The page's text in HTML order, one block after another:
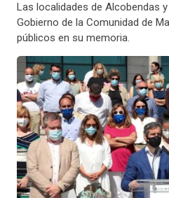
Las localidades de Alcobendas
Gobierno de la Comunidad de
públicos en su memoria.